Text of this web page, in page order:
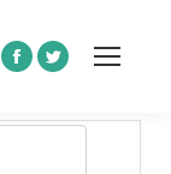
Facebook
Twitter